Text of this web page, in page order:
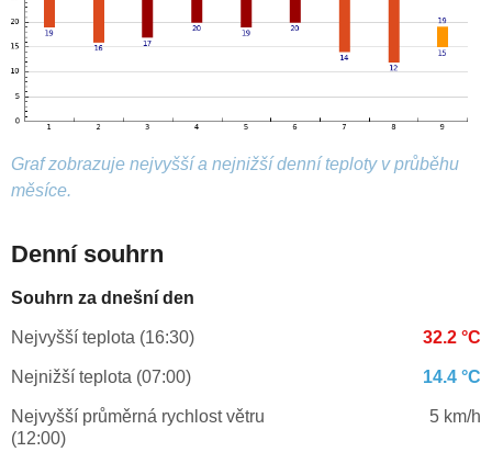
Graf zobrazuje nejvyšší a nejnižší denní teploty v průběhu
měsíce.
Denní souhrn
Souhrn za dnešní den
Nejvyšší teplota (16:30) 32.2 °C
Nejnižší teplota (07:00) 14.4 °C
Nejvyšší průměrná rychlost větru
(12:00)
5 km/h